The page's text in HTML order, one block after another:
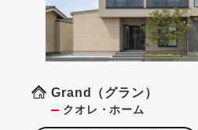
Grand（グラン）
クオレ・ホーム